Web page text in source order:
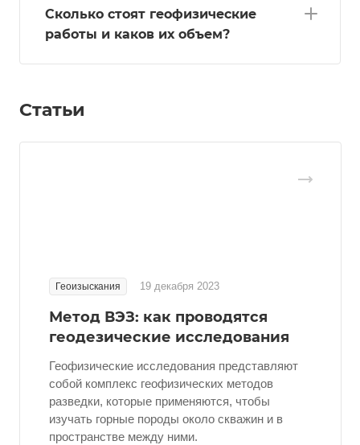
Сколько стоят геофизические
работы и каков их объем?
Статьи
Геоизыскания 19 декабря 2023
Метод ВЭЗ: как проводятся
геодезические исследования
Геофизические исследования представляют
собой комплекс геофизических методов
разведки, которые применяются, чтобы
изучать горные породы около скважин и в
пространстве между ними.